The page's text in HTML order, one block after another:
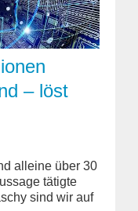
– löst
alleine über 30
tätigte
sind wir auf